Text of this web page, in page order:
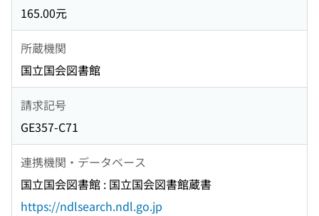
165.00元
所蔵機関
国立国会図書館
請求記号
GE357-C71
連携機関・データベース
国立国会図書館 : 国立国会図書館蔵書
https://ndlsearch.ndl.go.jp